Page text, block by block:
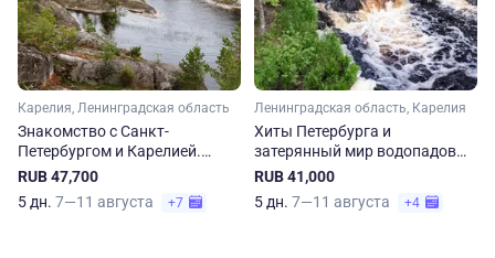
Карелия, Ленинградская область
Знакомство с Санкт-
Петербургом и Карелией.
Рускеала, Кижи, Ладожские
RUB 47,700
5 дн. 7—11 августа +7
Ленинградская область, Карелия
Хиты Петербурга и
затерянный мир водопадов
Карелии
RUB 41,000
5 дн. 7—11 августа +4